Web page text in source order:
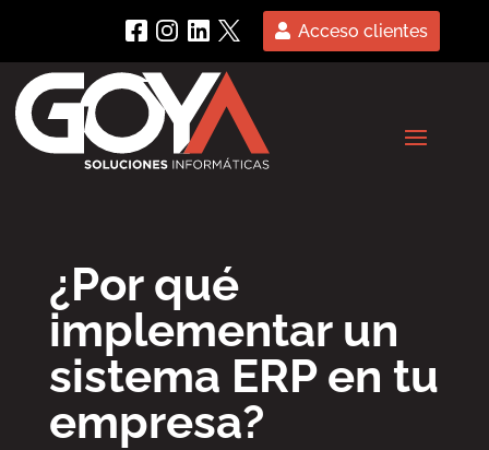
Acceso clientes
¿Por qué
implementar un
sistema ERP en tu
empresa?